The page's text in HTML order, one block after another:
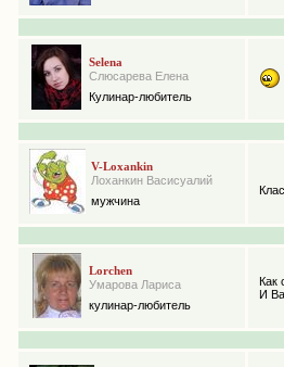
Selena
Слюсарева Елена
Кулинар-любитель
V-Loxankin
Лоханкин Васисуалий
мужчина
Lorchen
Умарова Лариса
кулинар-любитель
Как
И